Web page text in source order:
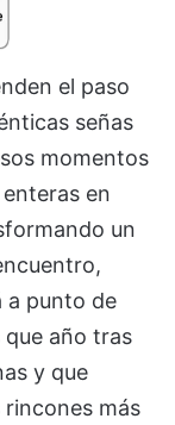
el paso
señas
momentos
en
un
a punto de
que año tras
y que
más